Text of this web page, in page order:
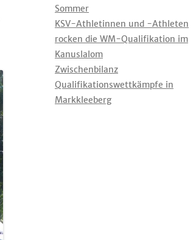
Sommer
KSV-Athletinnen und -Athleten
rocken die WM-Qualifikation im
Kanuslalom
Zwischenbilanz
Qualifikationswettkämpfe in
Markkleeberg